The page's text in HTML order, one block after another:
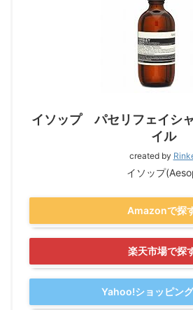
イソップ パセリフェイシ
イル
created by
イソップ
Amazonで探
楽天市場で探
Yahoo!ショッピン